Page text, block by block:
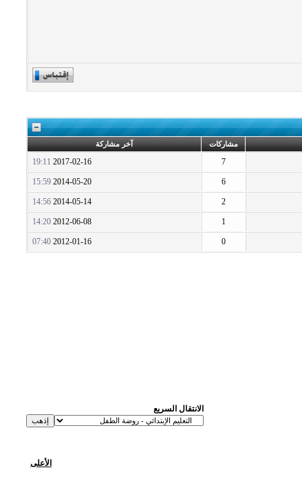
مشاركات آخر مشاركة
7
2017-02-16
19:11
6
2014-05-20
15:59
2
2014-05-14
14:56
1
2012-06-08
14:20
0
2012-01-16
07:40
الانتقال السريع
الأعلى